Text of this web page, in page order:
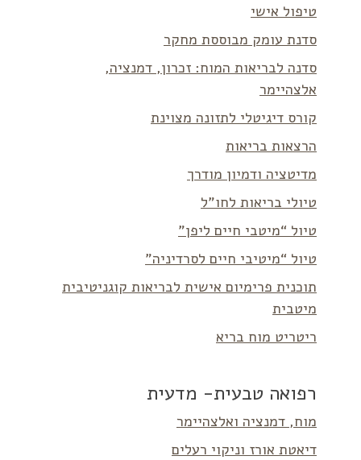
טיפול אישי
סדנת עומק מבוססת מחקר
סדנה לבריאות המוח: זכרון, דמנציה,
אלצהיימר
קורס דיגיטלי לתזונה מצוינת
הרצאות בריאות
מדיטציה ודמיון מודרך
טיולי בריאות לחו”ל
טיול “מיטבי חיים ליפן”
טיול “מיטיבי חיים לסרדיניה”
תוכנית פרימיום אישית לבריאות קוגניטיבית
מיטבית
ריטריט מוח בריא
רפואה טבעית- מדעית
מוח, דמנציה ואלצהיימר
דיאטת אורז וניקוי רעלים